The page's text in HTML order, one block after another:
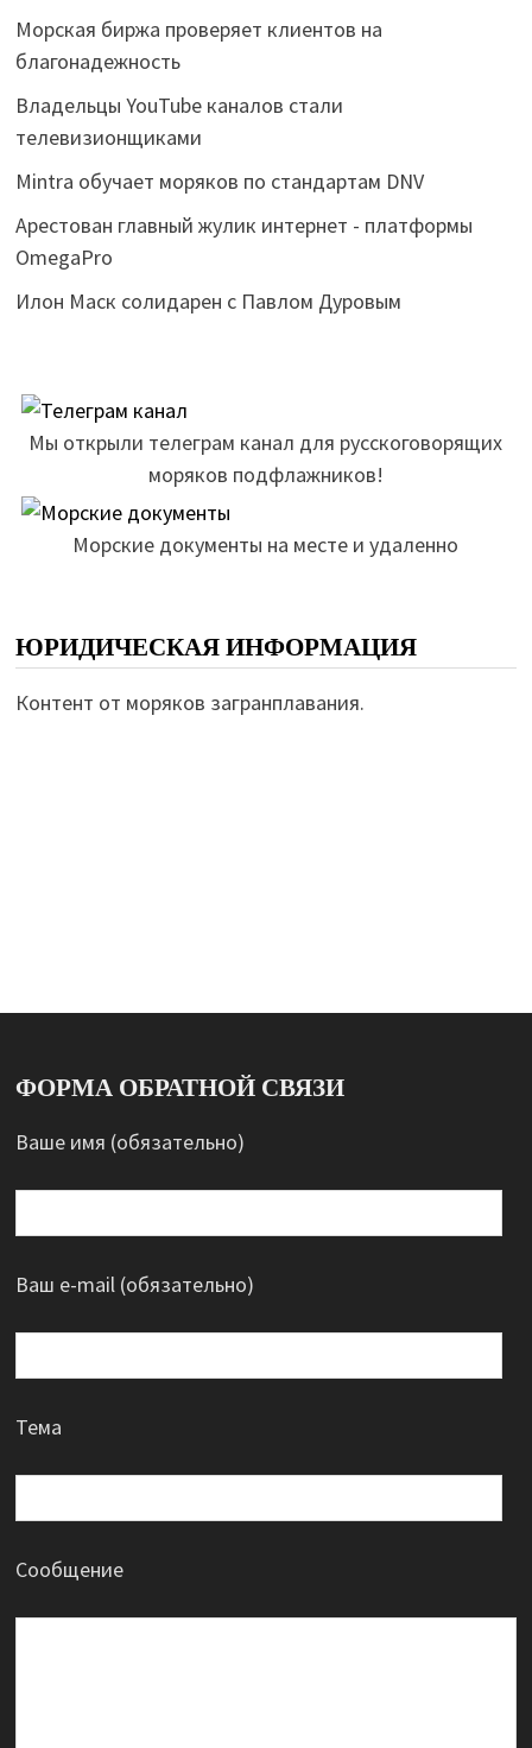
Морская биржа проверяет клиентов на
благонадежность
Владельцы YouTube каналов стали
телевизионщиками
Mintra обучает моряков по стандартам DNV
Арестован главный жулик интернет - платформы
OmegaPro
Илон Маск солидарен с Павлом Дуровым
Мы открыли телеграм канал для русскоговорящих
моряков подфлажников!
Морские документы на месте и удаленно
ЮРИДИЧЕСКАЯ ИНФОРМАЦИЯ
Контент от моряков загранплавания.
ФОРМА ОБРАТНОЙ СВЯЗИ
Ваше имя (обязательно)
Ваш e-mail (обязательно)
Тема
Сообщение